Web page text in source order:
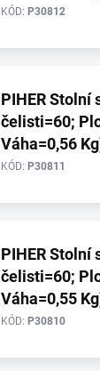
KÓD: P30812
PIHER Stolní svěrka
čelisti=60;
Váha=0,56
KÓD: P30811
PIHER Stolní svěrka
čelisti=60;
Váha=0,55
KÓD: P30810